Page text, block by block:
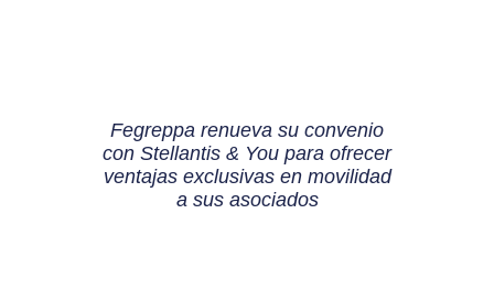
Fegreppa renueva su convenio
con Stellantis & You para ofrecer
ventajas exclusivas en movilidad
a sus asociados